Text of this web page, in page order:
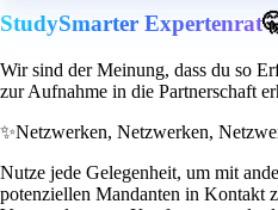
StudySmarter Expertenrat
Wir sind der Meinung, dass du so
zur Aufnahme in die Partnerschaft
✨Netzwerken, Netzwerken,
Nutze jede Gelegenheit, um mit
potenziellen Mandanten in Kontakt